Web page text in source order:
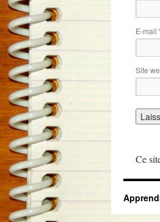
E-mail
Site
Ce